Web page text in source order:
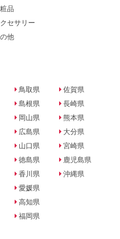
品
セサリー
他
鳥取県
島根県
岡山県
広島県
山口県
徳島県
香川県
愛媛県
高知県
福岡県
佐賀県
長崎県
熊本県
大分県
宮崎県
鹿児島県
沖縄県